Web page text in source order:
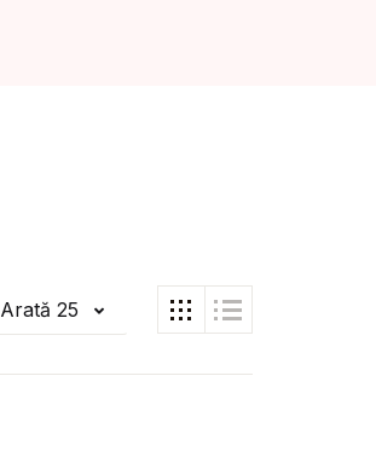
Arată 25